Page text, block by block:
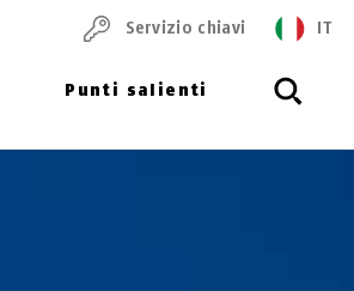
Punti salienti
Servizio chiavi IT